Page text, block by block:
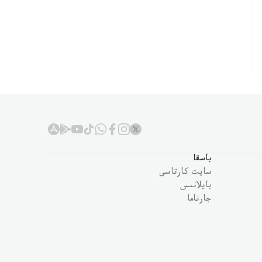
باسقا
سايت كارتاسى
بايلانىس
جارناما